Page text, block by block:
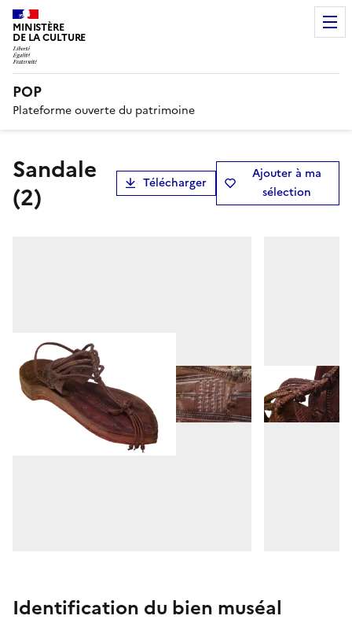
MINISTÈRE
DE LA CULTURE
POP
Plateforme ouverte du patrimoine
sandale
(2)
Télécharger
Ajouter à ma
sélection
Identification du bien muséal